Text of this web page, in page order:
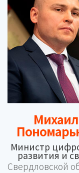
Михаил
Министр
развития и
Свердловской